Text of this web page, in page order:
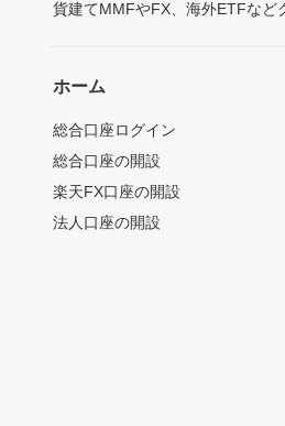
貨建てMMFやFX、海外ETFなど
ホーム
総合口座ログイン
総合口座の開設
楽天FX口座の開設
法人口座の開設